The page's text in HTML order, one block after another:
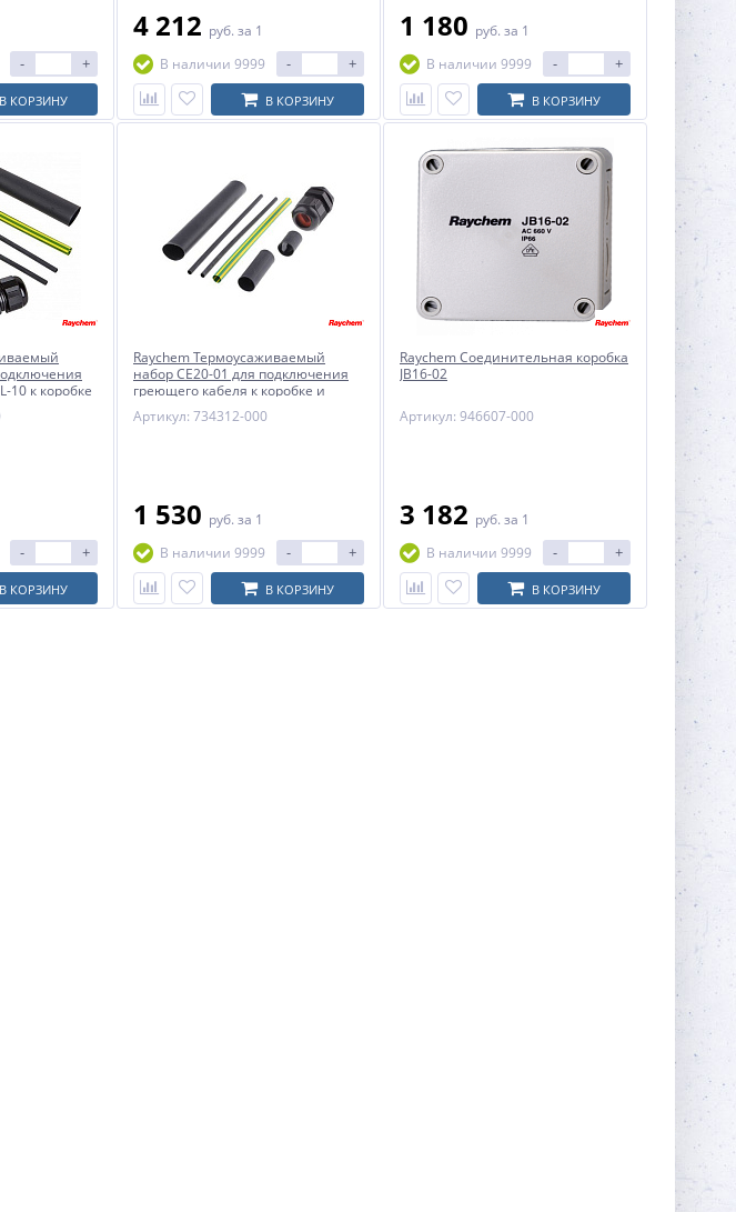
- +
В КОРЗИНУ
4 212 руб. за 1
В наличии 9999
- +
В КОРЗИНУ
1 180 руб. за 1
В наличии 9999
- +
В КОРЗИНУ
10 к коробке
- +
В КОРЗИНУ
Raychem Термоусаживаемый
набор СE20-01 для подключения
греющего кабеля к коробке и
концевой заделки
Артикул: 734312-000
1 530 руб. за 1
В наличии 9999
- +
В КОРЗИНУ
Raychem Соединительная коробка
JB16-02
Артикул: 946607-000
3 182 руб. за 1
В наличии 9999
- +
В КОРЗИНУ